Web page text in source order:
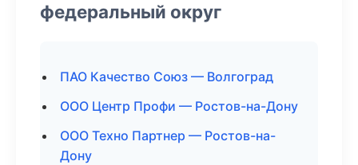
федеральный округ
ПАО Качество Союз — Волгоград
ООО Центр Профи — Ростов-на-Дону
ООО Техно Партнер — Ростов-на-
Дону